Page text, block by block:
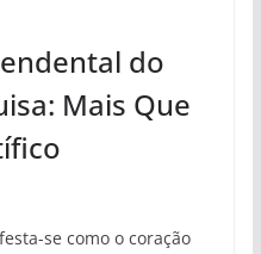
do
Mais Que
se como o coração